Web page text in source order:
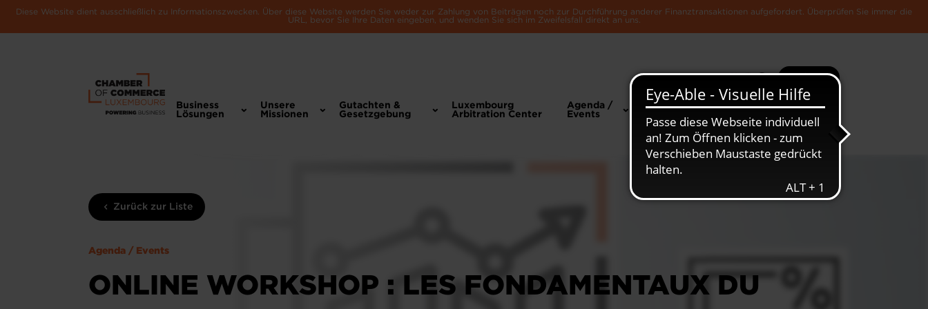
Diese Website dient ausschließlich zu Informationszwecken. Über diese Website werden Sie weder zur Zahlung von Beiträgen noch zur Durchführung anderer Finanztransaktionen aufgefordert. Überprüfen Sie immer die
URL, bevor Sie Ihre Daten eingeben, und wenden Sie sich im Zweifelsfall direkt an uns.
Suche Mehr
Business
Lösungen
Unsere
Missionen
Gutachten &
Gesetzgebung
Luxembourg
Arbitration Center
Agenda /
Events
News &
Die Luxemburger
Zurück zur Liste
Agenda / Events
ONLINE WORKSHOP : LES FONDAMENTAUX DU